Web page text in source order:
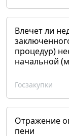
Влечет ли
процедур)
начальной
Госзакупки
Отражение
пени